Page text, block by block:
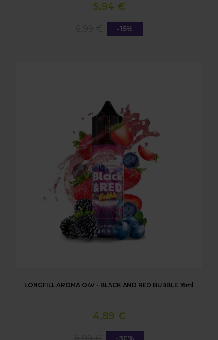
5,94 €
-15%
LONGFILL AROMA O4V - BLACK AND RED BUBBLE 16ml
4,89 €
-30%